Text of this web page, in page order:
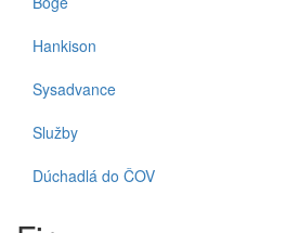
Hankison
Sysadvance
Služby
Dúchadlá do ČOV